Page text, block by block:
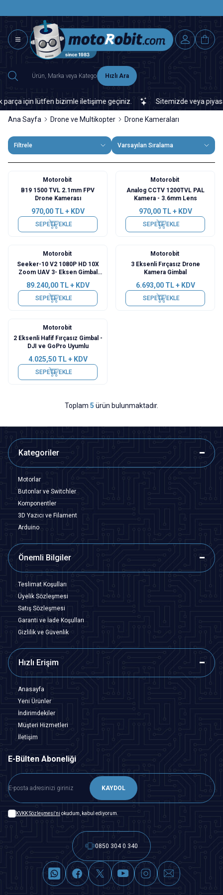
Hızlı Ara
için lütfen bizimle iletişime geçiniz. Sitemizde veya
Ana Sayfa Drone ve Multikopter Drone Kameraları
Filtrele Varsayılan Sıralama
Motorobit
B19 1500 TVL 2.1mm FPV
Drone Kamerası
970,00TL + KDV
SEPETE EKLE
Motorobit
Analog CCTV 1200TVL PAL
Kamera - 3.6mm Lens
970,00TL + KDV
SEPETE EKLE
Motorobit
Seeker-10 V2 1080P HD 10X
Zoom UAV 3- Eksen Gimbal
89.240,00TL + KDV
SEPETE EKLE
Motorobit
3 Eksenli Fırçasız Drone
Kamera Gimbal
6.693,00TL + KDV
SEPETE EKLE
Motorobit
2 Eksenli Hafif Fırçasız Gimbal -
DJI ve GoPro Uyumlu
4.025,50TL + KDV
SEPETE EKLE
Toplam 5 ürün bulunmaktadır.
Kategoriler
Motorlar
Butonlar ve Switchler
Komponentler
3D Yazıcı ve Filament
Arduino
Önemli Bilgiler
Teslimat Koşulları
Üyelik Sözleşmesi
Satış Sözleşmesi
Garanti ve İade Koşulları
Gizlilik ve Güvenlik
Hızlı Erişim
Anasayfa
Yeni Ürünler
İndirimdekiler
Müşteri Hizmetleri
İletişim
E-Bülten Aboneliği
KAYDOL
KVKK Sözleşmesi'ni okudum, kabul ediyorum.
0850 304 0 340